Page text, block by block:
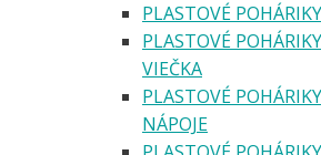
PLASTOVÉ
PLASTOVÉ
VIEČKA
PLASTOVÉ
NÁPOJE